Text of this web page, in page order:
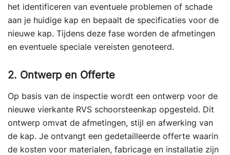
het identificeren van eventuele problemen of schade
aan je huidige kap en bepaalt de specificaties voor de
nieuwe kap. Tijdens deze fase worden de afmetingen
en eventuele speciale vereisten genoteerd.
2. Ontwerp en Offerte
Op basis van de inspectie wordt een ontwerp voor de
nieuwe vierkante RVS schoorsteenkap opgesteld. Dit
ontwerp omvat de afmetingen, stijl en afwerking van
de kap. Je ontvangt een gedetailleerde offerte waarin
de kosten voor materialen, fabricage en installatie zijn